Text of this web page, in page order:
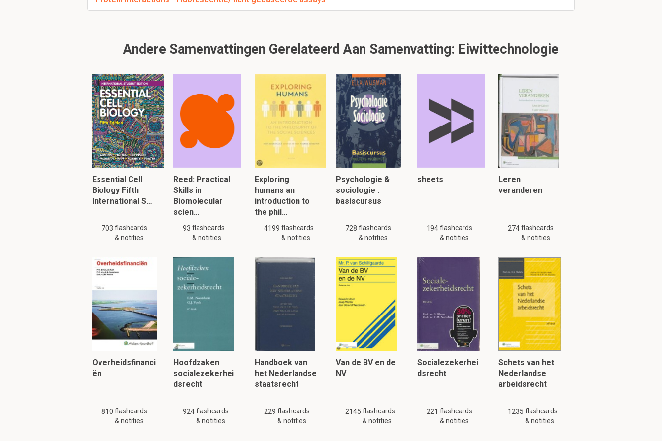
2 Week 2 Protein structures
Dit is een preview. Er zijn 11 andere flashcards beschikbaar voor hoofdstuk 2.2
Wat is de compositie van ribosomen?
2/3 RNA en 1/3 eiwit
De
grote subunit bestaat uit twee RNA-moleculenen dekleine subunit
één RNA-
molecuul
. Hieraan binden zich tientallen eiwitten die samen de subunits bepalen.
Wat is een voorbeeld van eiwitbinding aan mRNA?
Pre-mRNAin de nucleus van eukaryote cellen zijn gebonden door vele
(heterogeneous nuclear RiboNucleoproteins
hnRNP
RNA tijdens
hnRNPs worden ook gebonden aan
verschillende hnRNP
binden aan hetzelfde pre-mRNA gelijk tijdens
transcriptie
RNA-eiwitcomplex wordt gevormd
Wat zijn voorbeelden van eiwitten die pre-mRNA in de nucleus van eukaryote cellen
Pre-mRNA-> hnRNP
proteins
binding protein ( ) (ook in cytoplasma)
Om verder te lezen, klik hier:
Andere Samenvattingen Gerelateerd Aan Samenvatting: Eiwittechnologie
Essential Cell
Biology Fifth
International S…
703 flashcards
& notities
Reed: Practical
Skills in
Biomolecular
scien…
93 flashcards
& notities
Exploring
humans an
introduction to
the phil…
4199 flashcards
& notities
Psychologie &
sociologie :
basiscursus
728 flashcards
& notities
sheets
194flashcards
& notities
Leren
veranderen
274flashcards
& notities
Overheidsfinanci
ën
810 flashcards
& notities
Hoofdzaken
socialezekerhei
dsrecht
924flashcards
& notities
Handboek van
het Nederlandse
staatsrecht
229 flashcards
& notities
Van de BV en de
NV
2145 flashcards
& notities
Socialezekerhei
dsrecht
221 flashcards
& notities
Schets van het
Nederlandse
arbeidsrecht
1235 flashcards
& notities